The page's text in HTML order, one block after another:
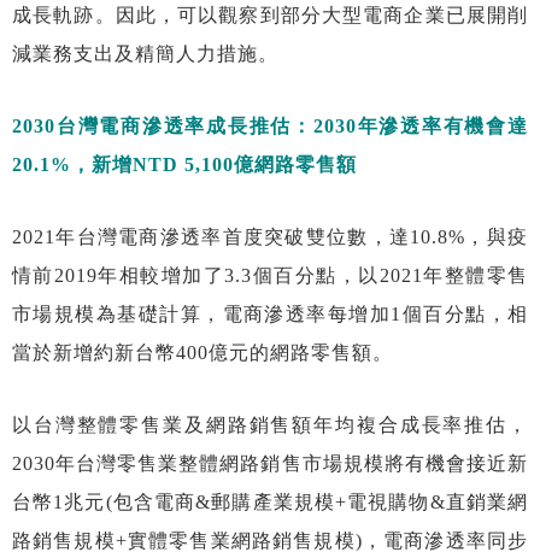
成長軌跡。因此，可以觀察到部分大型電商企業已展開削
減業務支出及精簡人力措施。
2030台灣電商滲透率成長推估：2030年滲透率有機會達
20.1%，新增NTD 5,100億網路零售額
2021年台灣電商滲透率首度突破雙位數，達10.8%，與疫
情前2019年相較增加了3.3個百分點，以2021年整體零售
市場規模為基礎計算，電商滲透率每增加1個百分點，相
當於新增約新台幣400億元的網路零售額。
以台灣整體零售業及網路銷售額年均複合成長率推估，
2030年台灣零售業整體網路銷售市場規模將有機會接近新
台幣1兆元(包含電商&郵購產業規模+電視購物&直銷業網
路銷售規模+實體零售業網路銷售規模)，電商滲透率同步